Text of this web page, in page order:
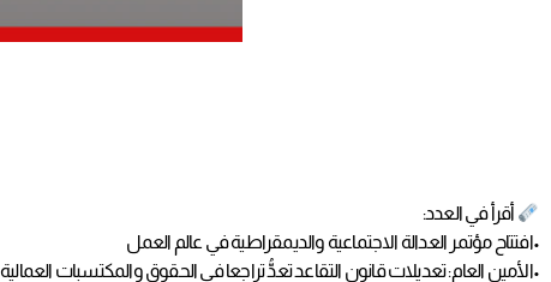
أقرأ في العدد:
•افتتاح مؤتمر العدالة الاجتماعية والديمقراطية في عالم العمل
•الأمين العام: تعديلات قانون التقاعد تعدُّ تراجعا في الحقوق والمكتسبات العمالية